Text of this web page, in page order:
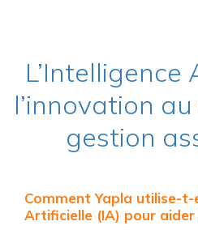
l’innovation
gestion
Comment Yapla utilise-t-
Artificielle (IA) pour aider